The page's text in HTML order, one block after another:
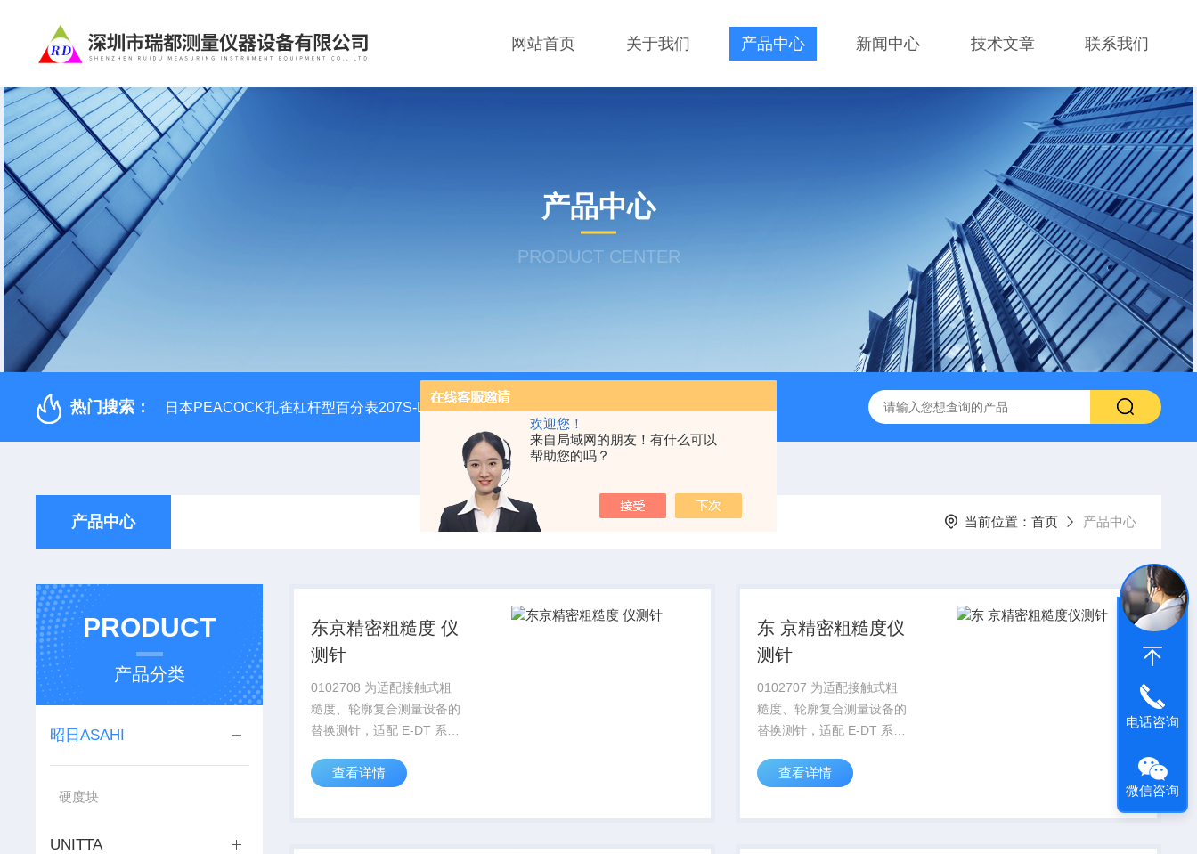
欢迎您！
来自局域网的朋友！有什么可以
帮助您的吗？
网站首页 关于我们 产品中心 新闻中心 技术文章 联系我们
产品中心
PRODUCT CENTER
热门搜索： 日本PEACOCK孔雀杠杆型百分表207S-LL现货 日本指针式PEACOCK孔雀杠杆百分表207F-T 深圳代理日本PEACOCK孔雀杠杆型百分表207 供应日本
产品中心 当前位置： 首页 产品中心
PRODUCT
产品分类
昭日ASAHI
硬度块
UNITTA
东京精密粗糙度 仪
测针
0102708 为适配接触式粗
糙度、轮廓复合测量设备的
替换测针，适配 E-DT 系列
面、台阶、浅沟槽二维形貌
插拔安装结构，整体尺寸规
查看详情
东 京精密粗糙度仪
测针
0102707 为适配接触式粗
糙度、轮廓复合测量设备的
替换测针，适配 E-DT 系列
面、台阶、浅沟槽二维形貌
插拔安装结构，整体尺寸规
查看详情
电话咨询
微信咨询